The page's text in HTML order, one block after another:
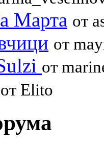
Марта от
от
от
от Elito